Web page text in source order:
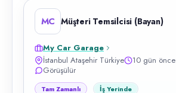
MC Müşteri Temsilcisi (Bayan)
My Car Garage
İstanbul Ataşehir Türkiye
10 gün önce
Görüşülür
Tam Zamanlı İş Yerinde